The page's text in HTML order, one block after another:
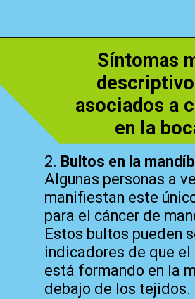
Síntomas
asociados a
en la
2. Bultos en la
Algunas personas a
manifiestan este
para el cáncer de
Estos bultos pueden
indicadores de que el
está formando en la
debajo de los tejidos.